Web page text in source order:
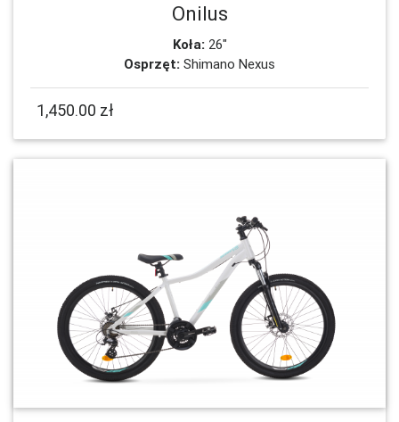
Onilus
Koła: 26"
Osprzęt: Shimano Nexus
1,450.00 zł